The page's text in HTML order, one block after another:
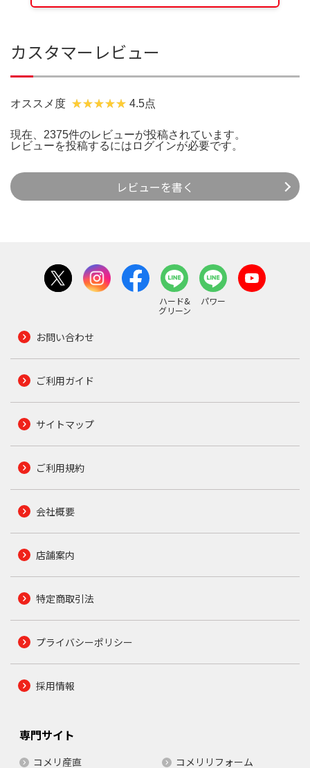
カスタマーレビュー
オススメ度 4.5点
現在、2375件のレビューが投稿されています。
レビューを投稿するには ログインが必要です。
レビューを書く
ハード&
グリーン
パワー
お問い合わせ
ご利用ガイド
サイトマップ
ご利用規約
会社概要
店舗案内
特定商取引法
プライバシーポリシー
採用情報
専門サイト
コメリ産直 コメリリフォーム